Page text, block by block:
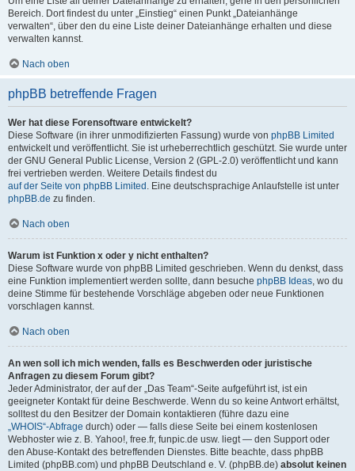
Bereich. Dort findest du unter „Einstieg“ einen Punkt „Dateianhänge
verwalten“, über den du eine Liste deiner Dateianhänge erhalten und diese
verwalten kannst.
Nach oben
phpBB betreffende Fragen
Wer hat diese Forensoftware entwickelt?
Diese Software (in ihrer unmodifizierten Fassung) wurde von phpBB Limited
entwickelt und veröffentlicht. Sie ist urheberrechtlich geschützt. Sie wurde unter
der GNU General Public License, Version 2 (GPL-2.0) veröffentlicht und kann
frei vertrieben werden. Weitere Details findest du
auf der Seite von phpBB Limited . Eine deutschsprachige Anlaufstelle ist unter
phpBB.de zu finden.
Nach oben
Warum ist Funktion x oder y nicht enthalten?
Diese Software wurde von phpBB Limited geschrieben. Wenn du denkst, dass
eine Funktion implementiert werden sollte, dann besuche phpBB Ideas, wo du
deine Stimme für bestehende Vorschläge abgeben oder neue Funktionen
vorschlagen kannst.
Nach oben
An wen soll ich mich wenden, falls es Beschwerden oder juristische
Anfragen zu diesem Forum gibt?
Jeder Administrator, der auf der „Das Team“-Seite aufgeführt ist, ist ein
geeigneter Kontakt für deine Beschwerde. Wenn du so keine Antwort erhältst,
solltest du den Besitzer der Domain kontaktieren (führe dazu eine
„WHOIS“-Abfrage durch) oder — falls diese Seite bei einem kostenlosen
Webhoster wie z. B. Yahoo!, free.fr, funpic.de usw. liegt — den Support oder
den Abuse-Kontakt des betreffenden Dienstes. Bitte beachte, dass phpBB
Limited (phpBB.com) und phpBB Deutschland e. V. (phpBB.de) absolut keinen